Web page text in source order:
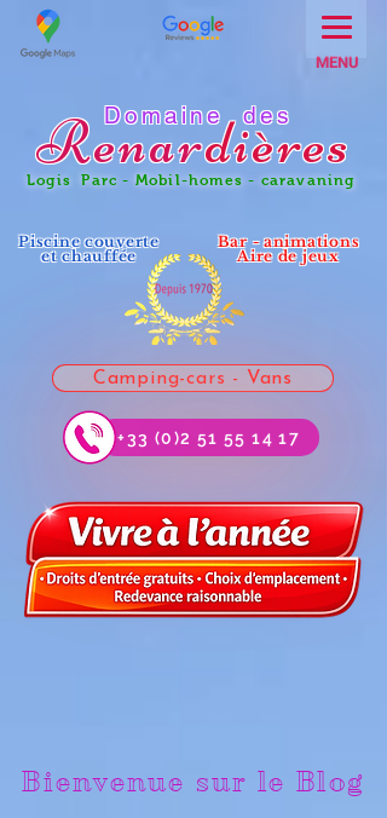
MENU
Domaine des
Renardières
Parc - Mobil-homes - caravaning
Piscine couverte
et chauffée
Bar - animations
Aire de jeux
Camping-cars - Vans
+33 (0)2 51 55 14 17
Bienvenue sur le Blog